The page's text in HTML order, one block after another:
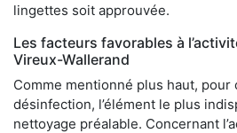
lingettes soit approuvée.
Les facteurs favorables à
Vireux-Wallerand
Comme mentionné plus haut, pour
désinfection, l’élément le plus
nettoyage préalable. Concernant